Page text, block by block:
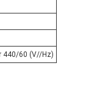
440/60 (V//Hz)